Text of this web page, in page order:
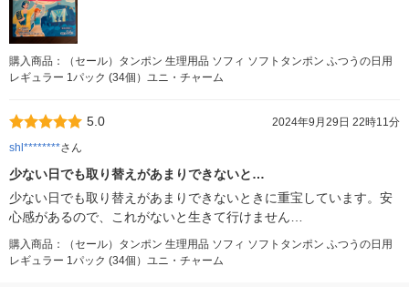
購入商品：（セール）タンポン 生理用品 ソフィ ソフトタンポン ふつうの日用
レギュラー 1パック (34個）ユニ・チャーム
5.0
2024年9月29日 22時11分
shl********さん
少ない日でも取り替えがあまりできないと…
少ない日でも取り替えがあまりできないときに重宝しています。安
心感があるので、これがないと生きて行けません…
購入商品：（セール）タンポン 生理用品 ソフィ ソフトタンポン ふつうの日用
レギュラー 1パック (34個）ユニ・チャーム